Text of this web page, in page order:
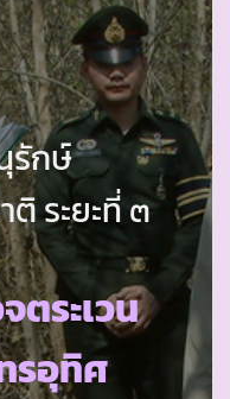
รักษ์
ระยะที่ ๓
ตระเวน
รอุทิศ